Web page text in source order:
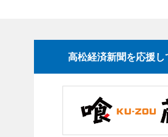
高松経済新聞を応援し